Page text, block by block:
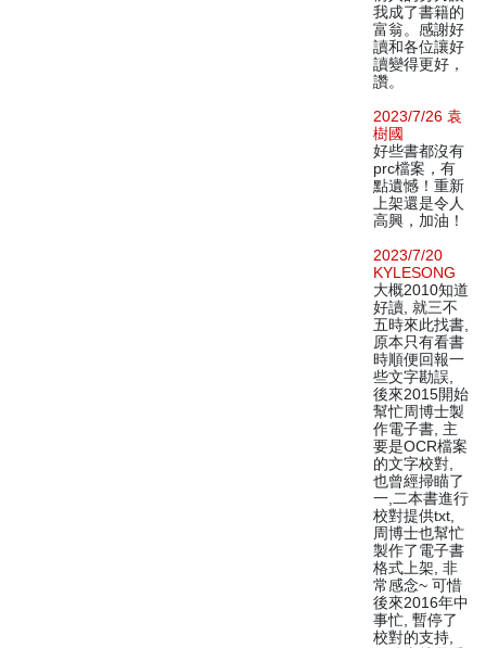
我成了書籍的
富翁。感謝好
讀和各位讓好
讀變得更好，
讚。
2023/7/26 袁
樹國
好些書都沒有
prc檔案，有
點遺憾！重新
上架還是令人
高興，加油！
2023/7/20
KYLESONG
大概2010知道
好讀, 就三不
五時來此找書,
原本只有看書
時順便回報一
些文字勘誤,
後來2015開始
幫忙周博士製
作電子書, 主
要是OCR檔案
的文字校對,
也曾經掃瞄了
一,二本書進行
校對提供txt,
周博士也幫忙
製作了電子書
格式上架, 非
常感念~ 可惜
後來2016年中
事忙, 暫停了
校對的支持,